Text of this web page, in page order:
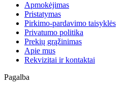
Apmokėjimas
Pristatymas
Pirkimo-pardavimo taisyklės
Privatumo politika
Prekių grąžinimas
Apie mus
Rekvizitai ir kontaktai
Pagalba